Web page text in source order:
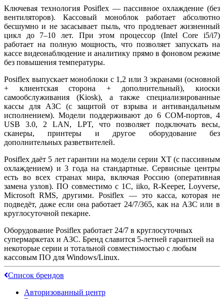
Ключевая технология Posiflex — пассивное охлаждение (без
вентиляторов). Кассовый моноблок работает абсолютно
бесшумно и не засасывает пыль, что продлевает жизненный
цикл до 7–10 лет. При этом процессор (Intel Core i5/i7)
работает на полную мощность, что позволяет запускать на
кассе видеонаблюдение и аналитику прямо в фоновом режиме
без повышения температуры.
Posiflex выпускает моноблоки с 1,2 или 3 экранами (основной
+ клиентская сторона + дополнительный), киоски
самообслуживания (Kiosk), а также специализированные
кассы для АЗС (с защитой от взрыва и антивандальным
исполнением). Модели поддерживают до 6 COM-портов, 4
USB 3.0, 2 LAN, LPT, что позволяет подключать весы,
сканеры, принтеры и другое оборудование без
дополнительных разветвителей.
Posiflex даёт 5 лет гарантии на модели серии XT (с пассивным
охлаждением) и 3 года на стандартные. Сервисные центры
есть во всех странах мира, включая Россию (оперативная
замена узлов). ПО совместимо с 1С, iiko, R-Keeper, Loyverse,
Microsoft RMS, другими. Posiflex — это касса, которая не
подведёт, даже если она работает 24/7/365, как на АЗС или в
круглосуточной пекарне.
Оборудование Posiflex работает 24/7 в круглосуточных
супермаркетах и АЗС. Бренд славится 5-летней гарантией на
некоторые серии и тотальной совместимостью с любым
кассовым ПО для Windows/Linux.
Список брендов
Авторизованный центр